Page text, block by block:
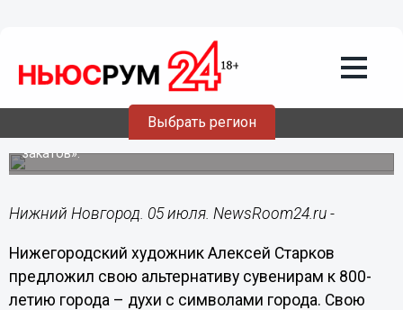
Выбрать регион
05.07.202113:33
Нижегородский художник выпустил
линейку духов к 800-летию города
Среди ароматов «Купеческий», «Глеб» и «Столица
закатов».
Нижний Новгород. 05 июля. NewsRoom24.ru -
Нижегородский художник Алексей Старков
предложил свою альтернативу сувенирам к 800-
летию города – духи с символами города. Свою